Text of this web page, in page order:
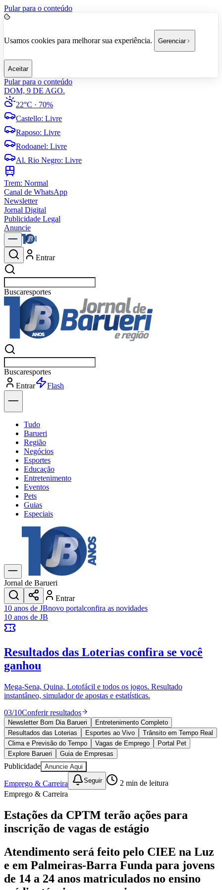
Pular para o conteúdo
Usamos cookies para melhorar sua experiência. Gerenciar
Aceitar
Pular para o conteúdo
DOM, 9 DE AGO.
22°C · 70%
Castello: Livre
Raposo: Livre
Rodoanel: Livre
Al. Rio Negro: Livre
Trem: Normal
Canal de WhatsApp
Newsletter
Jornal Digital
Publicidade Legal
Anuncie
Entrar
Buscarpolítica
Buscarpolítica
Entrar
Explorar
Tudo
Barueri
Região
Negócios
Esportes
Educação
Entretenimento
Eventos
Pets
Guias
Especiais
Explore Tudo
Últimas Notícias
Previsão do Tempo
Trânsito e Rotas
Dia a Dia & Lazer
Transportes
Gastronomia
Cinema & Shows
JogosNovo
Anuncie no Portal
Cadastrar Empresa
Divulgar Vagas
Política
Esportes
Saúde
Segurança
Cultura
Meio Ambiente
Obras
Educação
Bairros de Barueri
AldeiaAldeia da SerraAldeia de BarueriAlphaville
Vista
Califórnia Carapicuíba CentroChácaras MarcoCidades da
RegiãoCotiaCruz PretaEngenho NovoFazenda
MilitarItapevi JandiraJardim AudirJardim Belval Jardim
Califórnia
Jardim dos Altos Jardim dos Camargos
EsperançaJardim GrazielaJardim IracemaJardim ItaquitiJardim
Jornal de Barueri
Entrar
10 anos de JBnovo portalconfira as novidades
10 anos de JB
Resultados das Loterias confira se você
ganhou
Mega-Sena, Quina, Lotofácil e todos os jogos. Resultado
instantâneo, simulador de apostas e estatísticas.
03/10Conferir resultados
Newsletter Bom Dia Barueri
Entretenimento Completo
Resultados das Loterias
Esportes ao Vivo
Trânsito em Tempo Real
Clima e Previsão do Tempo
Vagas de Emprego
Portal Pet
Explore Barueri
Guia de Empresas
Publicidade Anuncie Aqui
Emprego & Carreira Seguir 2 min de leitura
Emprego & Carreira
Estações da CPTM terão ações para
inscrição de vagas de estágio
Atendimento será feito pelo CIEE na Luz
e em Palmeiras-Barra Funda para jovens
de 14 a 24 anos matriculados no ensino